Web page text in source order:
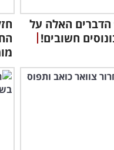
אל תעשו את 9 הדברים האלה על